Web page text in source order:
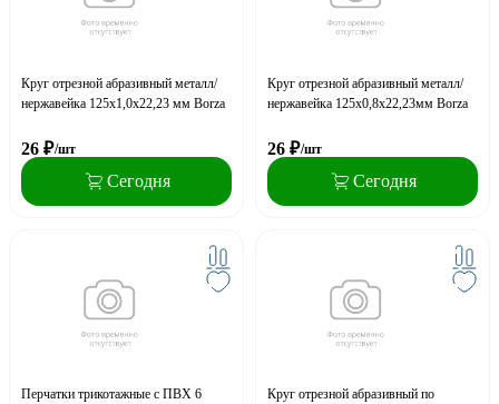
Круг отрезной абразивный металл/
нержавейка 125х1,0х22,23 мм Borza
26 ₽/шт
Сегодня
Круг отрезной абразивный металл/
нержавейка 125х0,8х22,23мм Borza
26 ₽/шт
Сегодня
Перчатки трикотажные с ПВХ 6
Круг отрезной абразивный по